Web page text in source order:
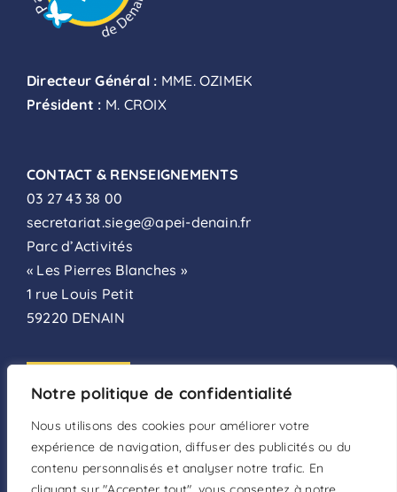
Notre politique de confidentialité
Nous utilisons des cookies pour améliorer votre
expérience de navigation, diffuser des publicités ou du
contenu personnalisés et analyser notre trafic. En
Directeur Général : MME. OZIMEK
Président : M. CROIX
CONTACT & RENSEIGNEMENTS
03 27 43 38 00
secretariat.siege@apei-denain.fr
Parc d’Activités
« Les Pierres Blanches »
1 rue Louis Petit
59220 DENAIN
FAIRE UN DON
DEVENIR BÉNÉVOLE